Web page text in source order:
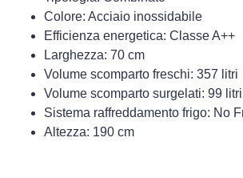
Colore: Acciaio inossidabile
Efficienza energetica: Classe A++
Larghezza: 70 cm
Volume scomparto freschi: 357 litri
Volume scomparto surgelati: 99 litri
Sistema raffreddamento frigo: No
Altezza: 190 cm